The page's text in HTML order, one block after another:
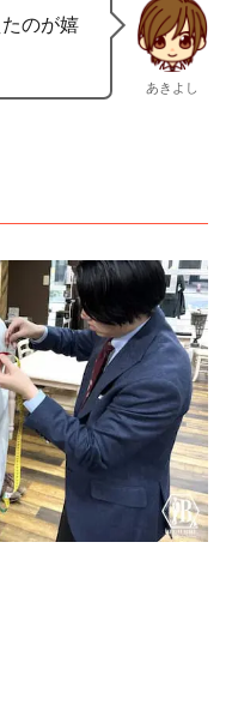
のが嬉
あきよし